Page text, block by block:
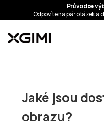
Jaké jsou
obrazu?